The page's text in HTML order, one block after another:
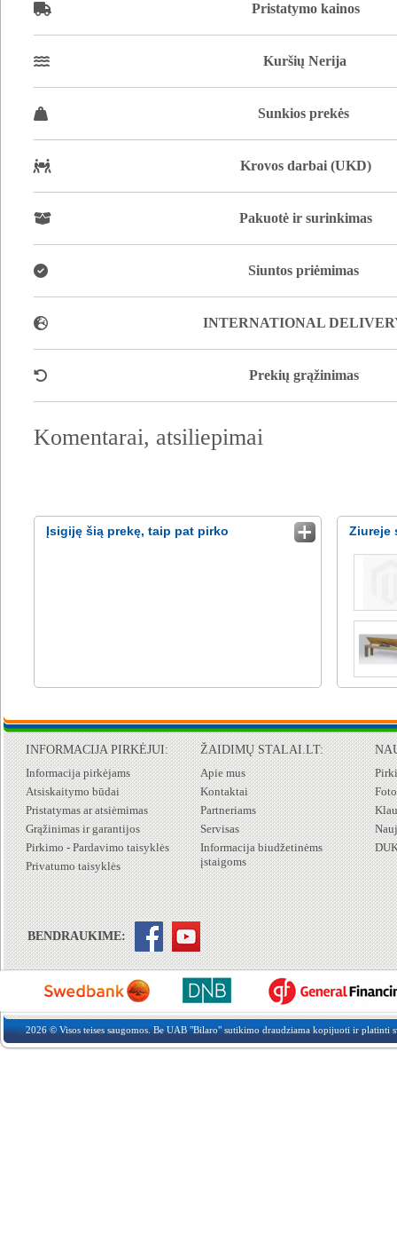
Pristatymo kainos
Kuršių Nerija
Sunkios prekės
Krovos darbai (UKD)
Pakuotė ir surinkimas
Siuntos priėmimas
INTERNATIONAL
Prekių grąžinimas
Komentarai, atsiliepimai
Įsigiję šią prekę, taip pat pirko Ziureje
INFORMACIJA PIRKĖJUI:
Informacija pirkėjams
Atsiskaitymo būdai
Pristatymas ar atsiėmimas
Grąžinimas ir garantijos
Pirkimo - Pardavimo taisyklės
Privatumo taisyklės
ŽAIDIMŲ STALAI.LT:
Apie mus
Kontaktai
Partneriams
Servisas
Informacija biudžetinėms
įstaigoms
BENDRAUKIME:
2026 © Visos teises saugomos. Be UAB "Bilaro" sutikimo draudziama kopijuoti ir platinti